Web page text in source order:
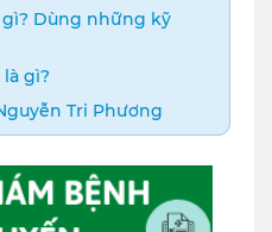
Dùng những kỹ
gì?
Tri Phương